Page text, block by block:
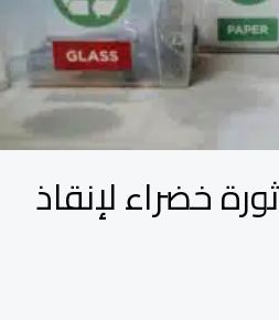
خضراء لإنقاذ